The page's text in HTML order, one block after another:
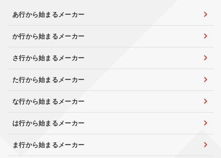
あ行から始まるメーカー
か行から始まるメーカー
さ行から始まるメーカー
た行から始まるメーカー
な行から始まるメーカー
は行から始まるメーカー
ま行から始まるメーカー